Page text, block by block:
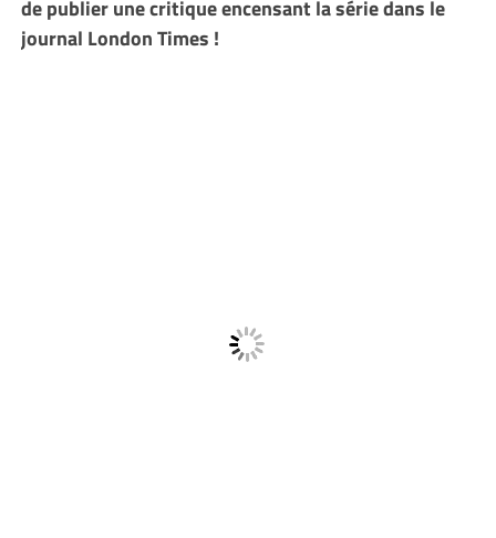
de publier une critique encensant la série dans le
journal London Times !